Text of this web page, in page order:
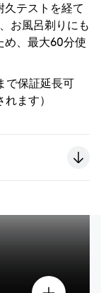
テストを経て
お風呂剃りにも
め、最大60分使
で保証延長可
ます）